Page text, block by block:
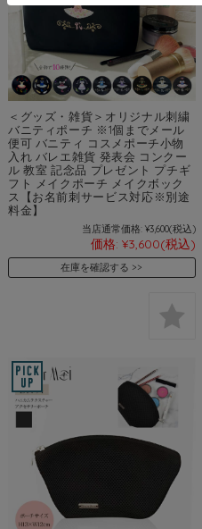
＜グッズ・雑貨＞オリジナル刺繍
バニティポーチ ※1個までメール
便可 バニティ コスメポーチ小物
入れ バレエ雑貨 発表会 コンクー
ル 教室 記念品 プレゼント プチギ
フト メイクポーチ メイクボック
ス【お名前刺サービス対応※別途
料金】
当店通常価格: ¥3,600(税込)
価格: ¥3,600(税込)
在庫を確認する